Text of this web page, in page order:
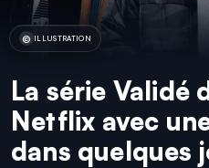
ILLUSTRATION
La série Validé
Netflix avec
dans quelques